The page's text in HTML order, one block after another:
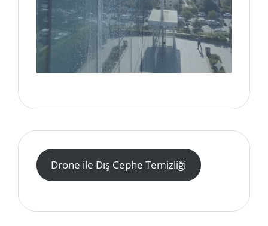
Drone ile Dış Cephe Temizliği